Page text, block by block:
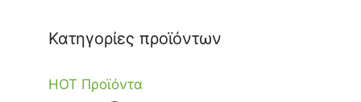
Κατηγορίες προϊόντων
HOT Προϊόντα